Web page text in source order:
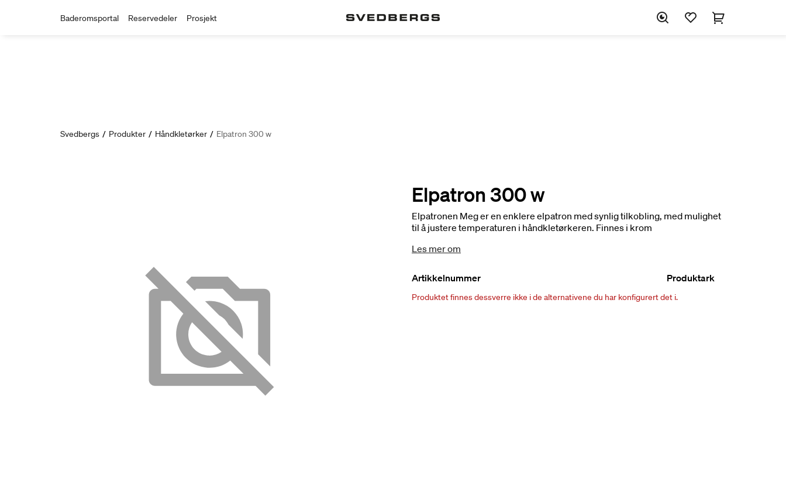
Baderomsportal Reservedeler Prosjekt
Svedbergs / Produkter / Håndkletørker / Elpatron 300 w
Elpatron 300 w
Elpatronen Meg er en enklere elpatron med synlig tilkobling, med mulighet
til å justere temperaturen i håndkletørkeren. Finnes i krom
Les mer om
Artikkelnummer Produktark
Produktet finnes dessverre ikke i de alternativene du har konfigurert det i.